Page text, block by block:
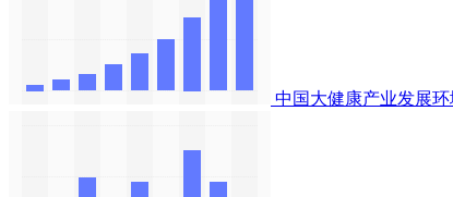
中国大健康产业发展